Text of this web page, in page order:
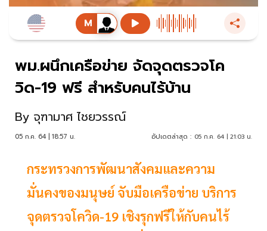
พม.ผนึกเครือข่าย จัดจุดตรวจโค
วิด-19 ฟรี สำหรับคนไร้บ้าน
By จุฑามาศ ไชยวรรณ์
05 ก.ค. 64 | 18:57 น. อัปเดตล่าสุด : 05 ก.ค. 64 | 21:03 น.
กระทรวงการพัฒนาสังคมและความ
มั่นคงของมนุษย์ จับมือเครือข่าย บริการ
จุดตรวจโควิด-19 เชิงรุกฟรีให้กับคนไร้